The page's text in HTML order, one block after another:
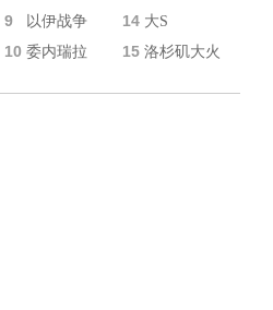
9 以伊战争 14 大S
10 委内瑞拉 15 洛杉矶大火